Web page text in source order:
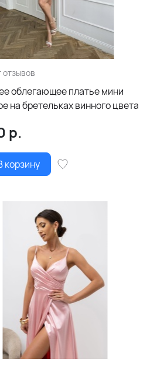
отзывов
облегающее платье мини
на бретельках винного цвета
р.
корзину